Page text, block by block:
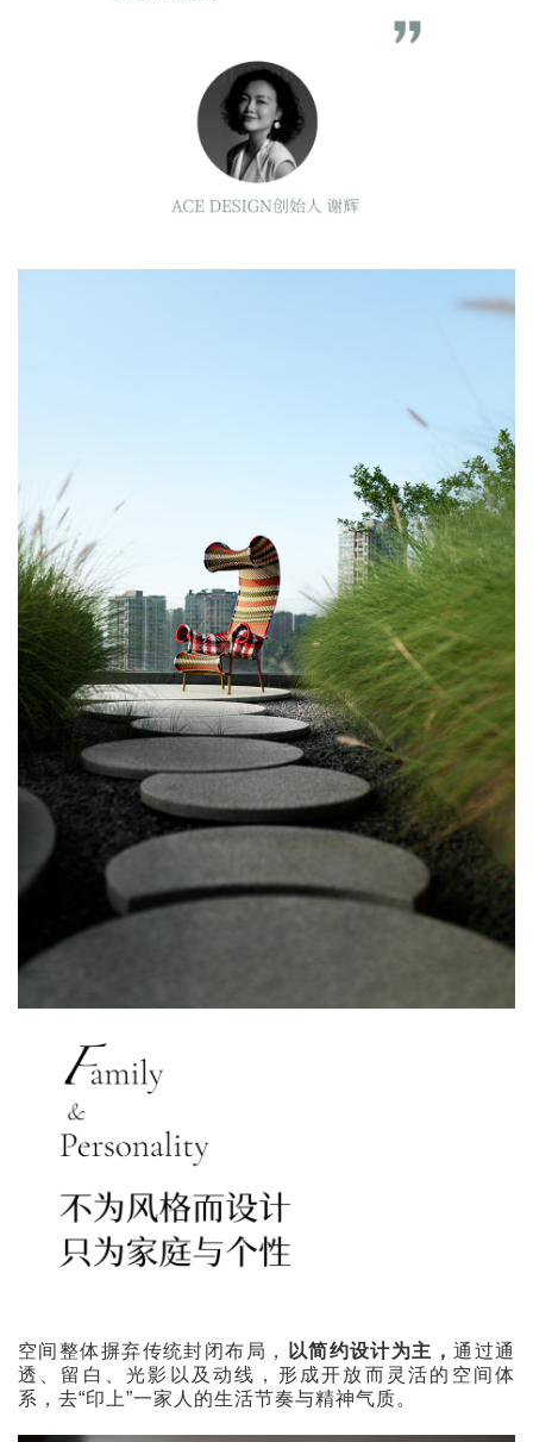
空间整体摒弃传统封闭布局， 以简约设计为主，通过通
透、留白、光影以及动线，形成开放而灵活的空间体
系，去“印上”一家人的生活节奏与精神气质。